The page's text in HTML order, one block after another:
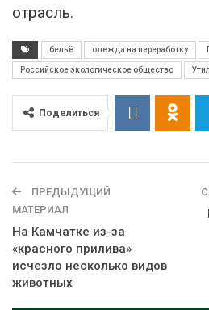
отрасль.
бельё одежда на переработку
Российское экологическое общество
Поделиться
ПРЕДЫДУЩИЙ
МАТЕРИАЛ
На Камчатке из-за
«красного прилива»
исчезло несколько видов
животных